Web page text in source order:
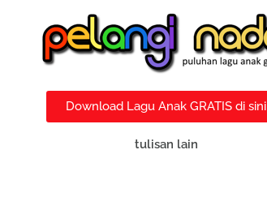
Download Lagu Anak GRATIS di sini
tulisan lain